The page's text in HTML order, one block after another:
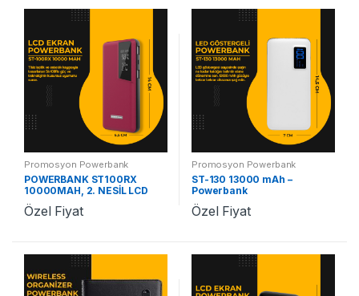
Promosyon Powerbank
POWERBANK ST100RX
10000MAH, 2. NESİL LCD
EKRAN
Özel Fiyat
Promosyon Powerbank
ST-130 13000 mAh –
Powerbank
Özel Fiyat